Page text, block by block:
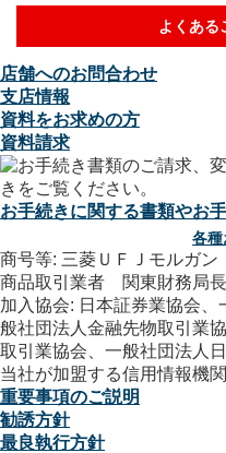
よくある
店舗へのお問合わせ
支店情報
資料をお求めの方
資料請求
お手続きに関する書類やお
各種
商号等: 三菱ＵＦＪモルガ
商品取引業者 関東財務局
加入協会: 日本証券業協会
般社団法人金融先物取引業
取引業協会、一般社団法人
当社が加盟する信用情報機
重要事項のご説明
勧誘方針
最良執行方針